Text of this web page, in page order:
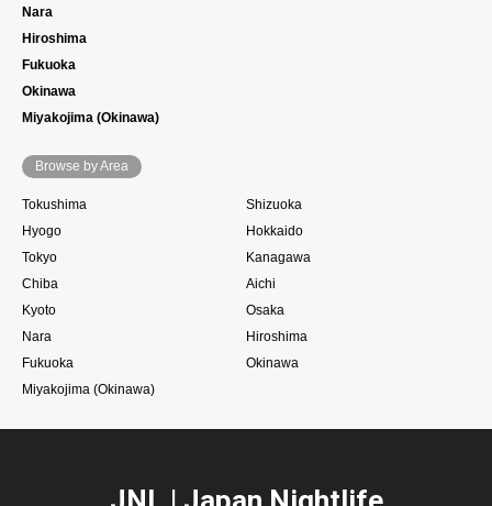
Nara
Hiroshima
Fukuoka
Okinawa
Miyakojima (Okinawa)
Browse by Area
Tokushima
Shizuoka
Hyogo
Hokkaido
Tokyo
Kanagawa
Chiba
Aichi
Kyoto
Osaka
Nara
Hiroshima
Fukuoka
Okinawa
Miyakojima (Okinawa)